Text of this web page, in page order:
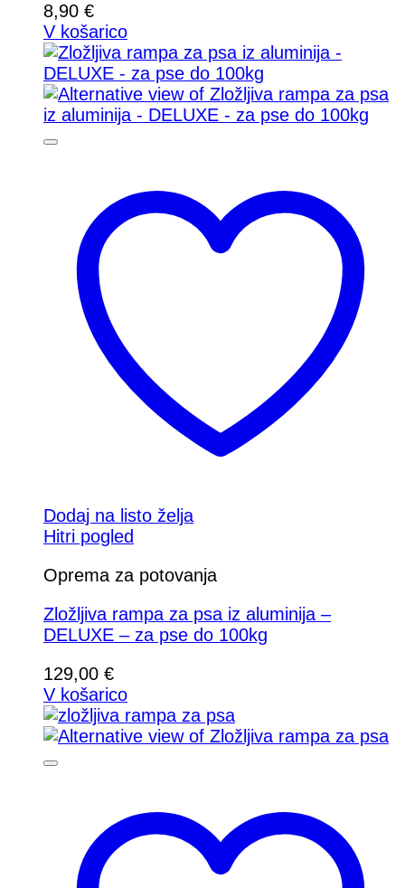
8,90 €
V košarico
Dodaj na listo želja
Hitri pogled
Oprema za potovanja
Zložljiva rampa za psa iz aluminija –
DELUXE – za pse do 100kg
129,00 €
V košarico